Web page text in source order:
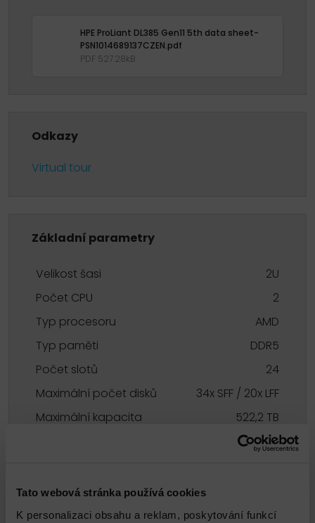
Tato webová stránka používá cookies
K personalizaci obsahu a reklam, poskytování funkcí
HPE ProLiant DL385 Gen11 5th data sheet-
PSN1014689137CZEN.pdf
PDF 527.28kB
Odkazy
Virtual tour
Základní parametry
Velikost šasi
2U
Počet CPU
2
Typ procesoru
AMD
Typ paměti
DDR5
Počet slotů
24
Maximální počet disků
34x SFF / 20x LFF
Maximální kapacita
522,2 TB
SATA / SAS / NVMe